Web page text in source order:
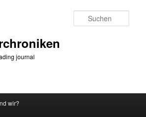
journal
wir?